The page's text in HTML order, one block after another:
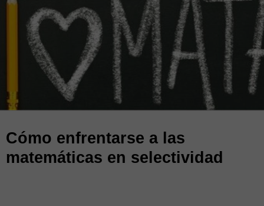
Cómo enfrentarse a las
matemáticas en selectividad